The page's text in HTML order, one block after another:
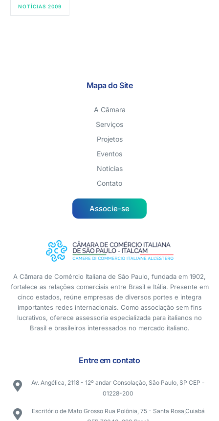
NOTÍCIAS 2009
Mapa do Site
A Câmara
Serviços
Projetos
Eventos
Notícias
Contato
Associe-se
A Câmara de Comércio Italiana de São Paulo, fundada em 1902,
fortalece as relações comerciais entre Brasil e Itália. Presente em
cinco estados, reúne empresas de diversos portes e integra
importantes redes internacionais. Como associação sem fins
lucrativos, oferece assessoria especializada para italianos no
Brasil e brasileiros interessados no mercado italiano.
Entre em contato
Av. Angélica, 2118 - 12º andar Consolação, São Paulo, SP CEP -
01228-200
Escritório de Mato Grosso Rua Polônia, 75 - Santa Rosa,Cuiabá